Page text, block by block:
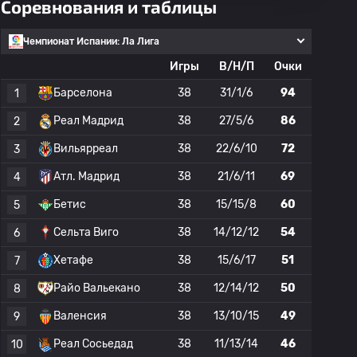
Соревнования и таблицы
Чемпионат Испании: Ла Лига
Игры В/Н/П
Очки
1
Барселона 38 31/1/6 94
2 Реал Мадрид 38 27/5/6 86
3 Вильярреал 38 22/6/10 72
4 Атл. Мадрид 38 21/6/11 69
5 Бетис 38 15/15/8 60
6 Сельта Виго 38 14/12/12 54
7 Хетафе 38 15/6/17 51
8 Райо Вальекано 38 12/14/12 50
9 Валенсия 38 13/10/15 49
10 Реал Сосьедад 38 11/13/14 46